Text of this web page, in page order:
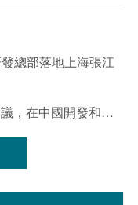
總部落地上海張江
翰森製藥與OliX製藥簽訂許可合作協議，在中國開發和商業化siRNA療法